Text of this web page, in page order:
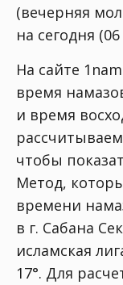
(вечерняя
на сегодня (06
На сайте
время
и время
чтобы
Метод,
времени
в г. Сабана
исламская
17°. Для